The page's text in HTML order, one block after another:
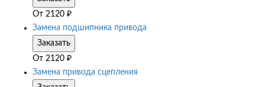
От 2120 ₽
Замена подшипника привода
Заказать
От 2120 ₽
Замена привода сцепления